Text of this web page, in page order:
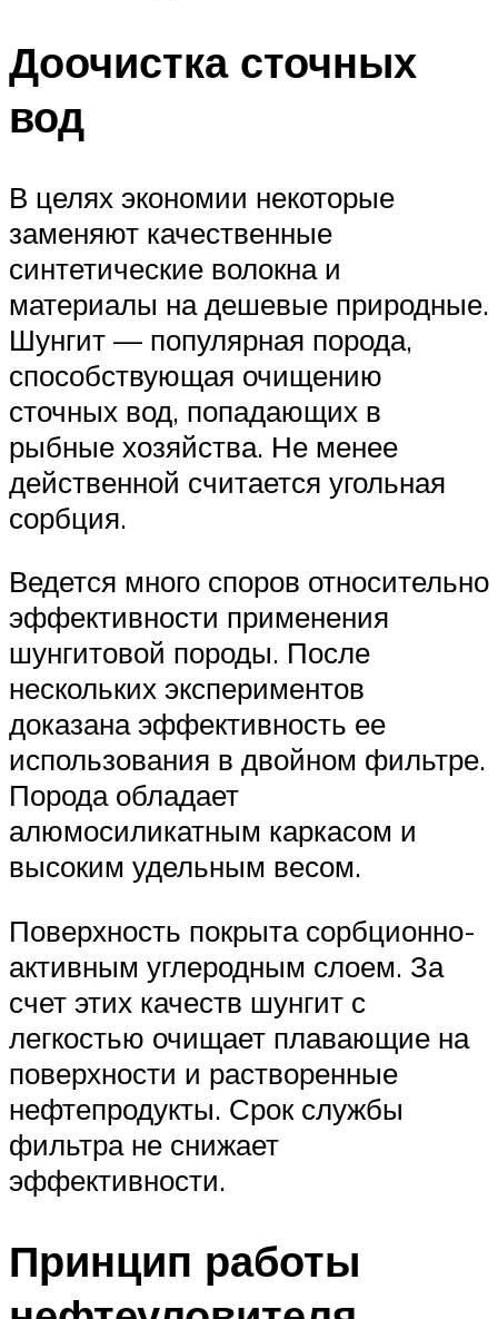
Доочистка сточных
вод
В целях экономии некоторые
заменяют качественные
синтетические волокна и
материалы на дешевые природные.
Шунгит — популярная порода,
способствующая очищению
сточных вод, попадающих в
рыбные хозяйства. Не менее
действенной считается угольная
сорбция.
Ведется много споров относительно
эффективности применения
шунгитовой породы. После
нескольких экспериментов
доказана эффективность ее
использования в двойном фильтре.
Порода обладает
алюмосиликатным каркасом и
высоким удельным весом.
Поверхность покрыта сорбционно-
активным углеродным слоем. За
счет этих качеств шунгит с
легкостью очищает плавающие на
поверхности и растворенные
нефтепродукты. Срок службы
фильтра не снижает
эффективности.
Принцип работы